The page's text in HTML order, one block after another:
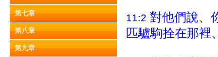
第七章
第八章
第九章
11:2 對他們說、
匹驢駒拴在那裡